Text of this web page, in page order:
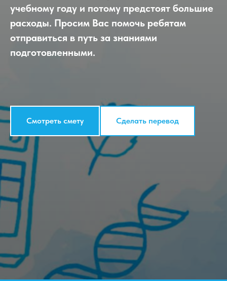
учебному году и потому предстоят большие
расходы. Просим Вас помочь ребятам
отправиться в путь за знаниями
подготовленными.
Смотреть смету Сделать перевод